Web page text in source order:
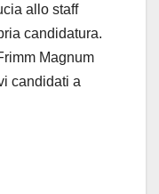
allo staff
candidatura.
Magnum
candidati a